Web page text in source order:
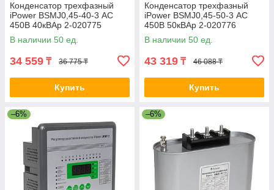
Конденсатор трехфазный
iPower BSMJ0,45-40-3 АС
450В 40кВАр 2-020775
BSMJ0.45-40-3
В наличии 50 ед.
34 559 ₸ 36 775 ₸
Купить
Конденсатор трехфазный
iPower BSMJ0,45-50-3 АС
450В 50кВАр 2-020776
BSMJ0.45-50-3
В наличии 50 ед.
43 319 ₸ 46 088 ₸
Купить
–6% –6%